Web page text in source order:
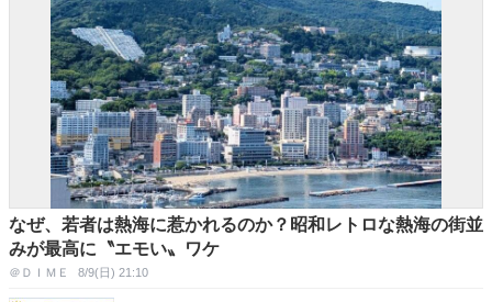
なぜ、若者は熱海に惹かれるのか？昭和レトロな熱海の街並
みが最高に〝エモい〟ワケ
＠ＤＩＭＥ 8/9(日) 21:10